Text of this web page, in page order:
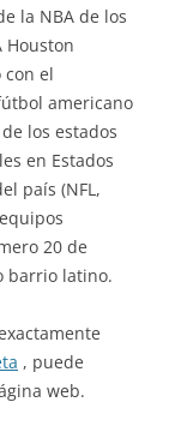
la NBA de los
Houston
con el
americano
los estados
en Estados
país (NFL,
20 de
barrio latino.
, puede
web.